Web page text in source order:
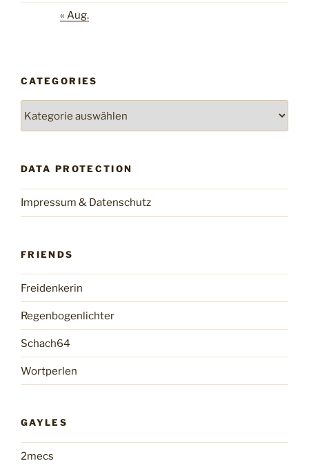
« Aug.
CATEGORIES
DATA PROTECTION
Impressum & Datenschutz
FRIENDS
Freidenkerin
Regenbogenlichter
Schach64
Wortperlen
GAYLES
2mecs